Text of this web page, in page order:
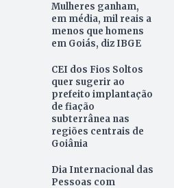
Mulheres ganham,
em média, mil reais a
menos que homens
em Goiás, diz IBGE
CEI dos Fios Soltos
quer sugerir ao
prefeito implantação
de fiação
subterrânea nas
regiões centrais de
Goiânia
Dia Internacional das
Pessoas com